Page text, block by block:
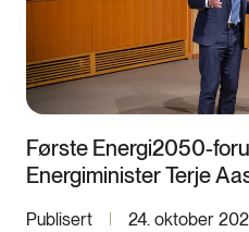
Første Energi2050-
Energiminister Terje
Publisert 24. oktober